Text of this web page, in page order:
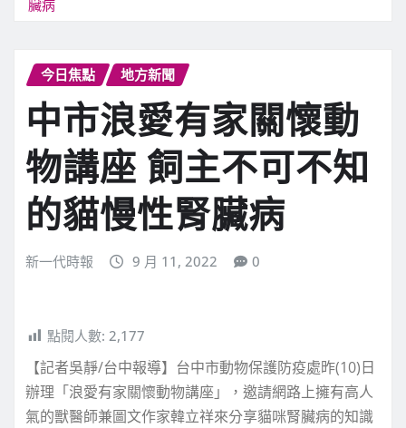
臟病
今日焦點 地方新聞
中市浪愛有家關懷動
物講座 飼主不可不知
的貓慢性腎臟病
新一代時報 9 月 11, 2022 0
點閱人數: 2,177
【記者吳靜/台中報導】台中市動物保護防疫處昨(10)日
辦理「浪愛有家關懷動物講座」，邀請網路上擁有高人
氣的獸醫師兼圖文作家韓立祥來分享貓咪腎臟病的知識